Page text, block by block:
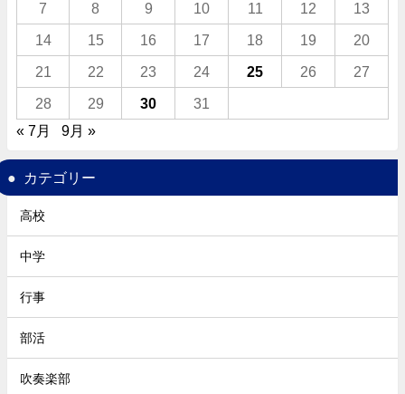
7 8 9 10 11 12 13
14 15 16 17 18 19 20
21 22 23 24 25 26 27
28 29 30
31
« 7月
9月 »
カテゴリー
高校
中学
行事
部活
吹奏楽部